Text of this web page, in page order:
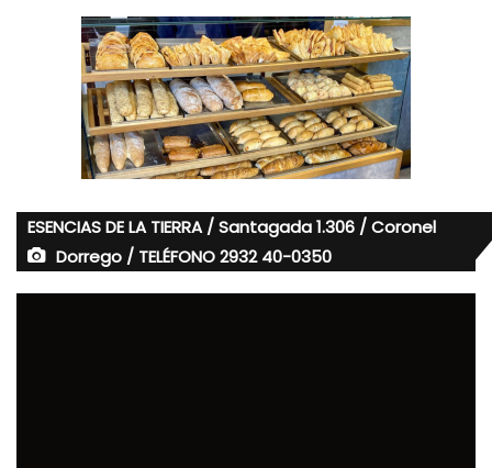
ESENCIAS DE LA TIERRA / Santagada 1.306 / Coronel
Dorrego / TELÉFONO 2932 40-0350